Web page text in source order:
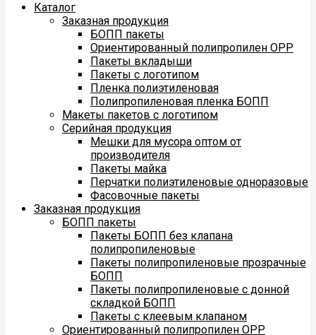
Каталог
Заказная продукция
БОПП пакеты
Ориентированный полипропилен ОРР
Пакеты вкладыши
Пакеты с логотипом
Пленка полиэтиленовая
Полипропиленовая пленка БОПП
Макеты пакетов с логотипом
Серийная продукция
Мешки для мусора оптом от
производителя
Пакеты майка
Перчатки полиэтиленовые одноразовые
Фасовочные пакеты
Заказная продукция
БОПП пакеты
Пакеты БОПП без клапана
полипропиленовые
Пакеты полипропиленовые прозрачные
БОПП
Пакеты полипропиленовые с донной
складкой БОПП
Пакеты с клеевым клапаном
Ориентированный полипропилен ОРР